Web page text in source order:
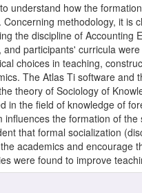
understand how the
methodology, it is
the discipline of Accounting
participants' curricula
choices in teaching,
The Atlas Ti software
theory of Sociology of
in the field of knowledge of
influences the formation of
that formal socialization
academics and encourage
were found to improve